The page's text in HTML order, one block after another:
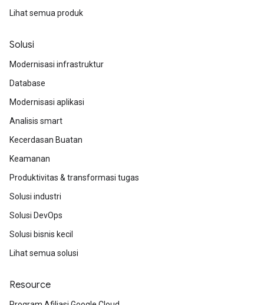
Lihat semua produk
Solusi
Modernisasi infrastruktur
Database
Modernisasi aplikasi
Analisis smart
Kecerdasan Buatan
Keamanan
Produktivitas & transformasi tugas
Solusi industri
Solusi DevOps
Solusi bisnis kecil
Lihat semua solusi
Resource